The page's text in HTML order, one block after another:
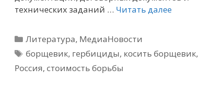
технических заданий … Читать далее
Рубрики
Литература, МедиаНовости
Метки
борщевик, гербициды, косить борщевик,
Россия, стоимость борьбы